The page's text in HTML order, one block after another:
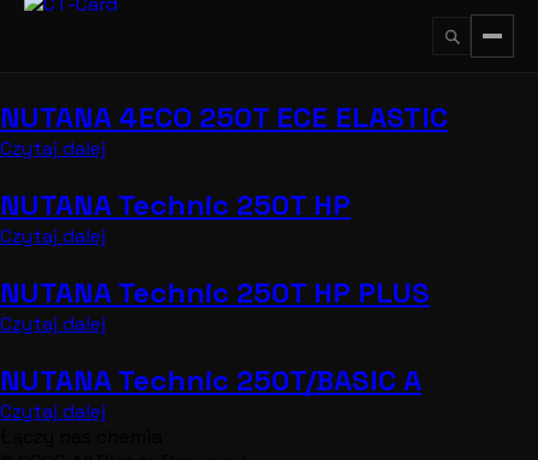
Przejdź
ESC
NUTANA 4ECO 250T ECE ELASTIC
Czytaj dalej
NUTANA Technic 250T HP
Czytaj dalej
NUTANA Technic 250T HP PLUS
Czytaj dalej
NUTANA Technic 250T/BASIC A
Czytaj dalej